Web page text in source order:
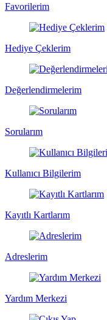
Favorilerim
Hediye Çeklerim
Değerlendirmelerim
Sorularım
Kullanıcı Bilgilerim
Kayıtlı Kartlarım
Adreslerim
Yardım Merkezi